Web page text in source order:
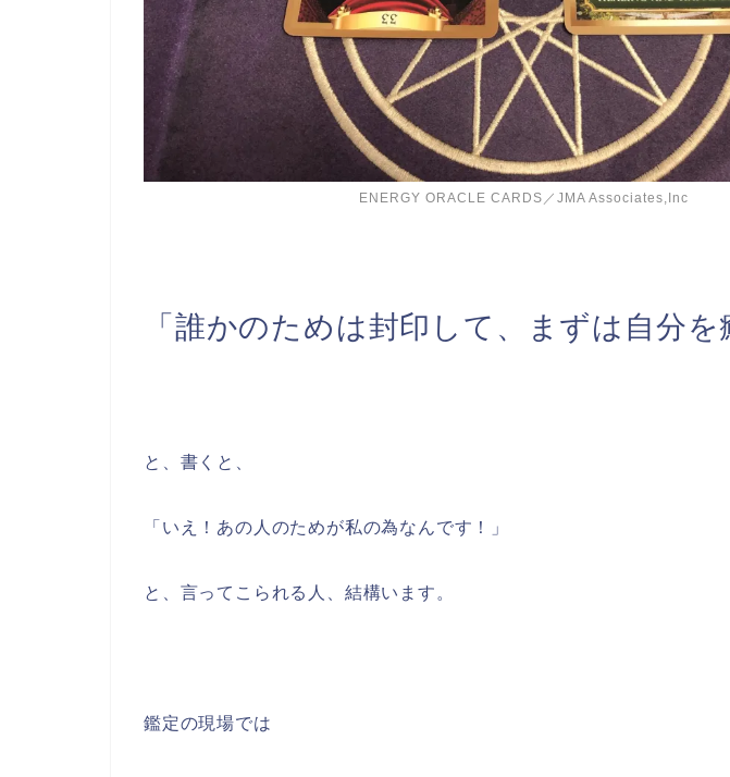
ENERGY ORACLE CARDS／JMA Associates,Inc
「誰かのためは封印して、まずは自分を
と、書くと、
「いえ！あの人のためが私の為なんです！」
と、言ってこられる人、結構います。
鑑定の現場では